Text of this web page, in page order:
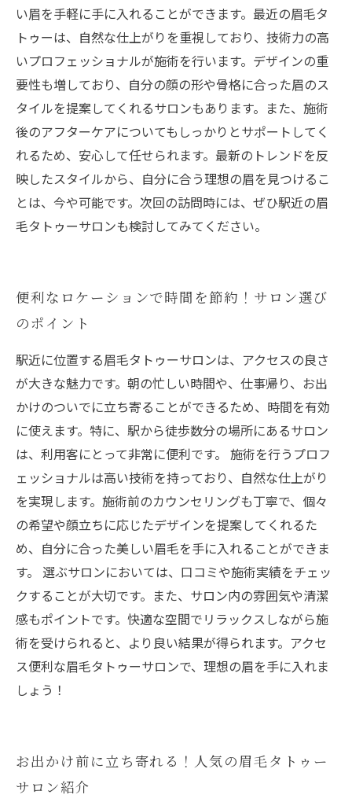
い眉を手軽に手に入れることができます。最近の眉毛タ
トゥーは、自然な仕上がりを重視しており、技術力の高
いプロフェッショナルが施術を行います。デザインの重
要性も増しており、自分の顔の形や骨格に合った眉のス
タイルを提案してくれるサロンもあります。また、施術
後のアフターケアについてもしっかりとサポートしてく
れるため、安心して任せられます。最新のトレンドを反
映したスタイルから、自分に合う理想の眉を見つけるこ
とは、今や可能です。次回の訪問時には、ぜひ駅近の眉
毛タトゥーサロンも検討してみてください。
便利なロケーションで時間を節約！サロン選び
のポイント
駅近に位置する眉毛タトゥーサロンは、アクセスの良さ
が大きな魅力です。朝の忙しい時間や、仕事帰り、お出
かけのついでに立ち寄ることができるため、時間を有効
に使えます。特に、駅から徒歩数分の場所にあるサロン
は、利用客にとって非常に便利です。 施術を行うプロフ
ェッショナルは高い技術を持っており、自然な仕上がり
を実現します。施術前のカウンセリングも丁寧で、個々
の希望や顔立ちに応じたデザインを提案してくれるた
め、自分に合った美しい眉毛を手に入れることができま
す。 選ぶサロンにおいては、口コミや施術実績をチェッ
クすることが大切です。また、サロン内の雰囲気や清潔
感もポイントです。快適な空間でリラックスしながら施
術を受けられると、より良い結果が得られます。アクセ
ス便利な眉毛タトゥーサロンで、理想の眉を手に入れま
しょう！
お出かけ前に立ち寄れる！人気の眉毛タトゥー
サロン紹介